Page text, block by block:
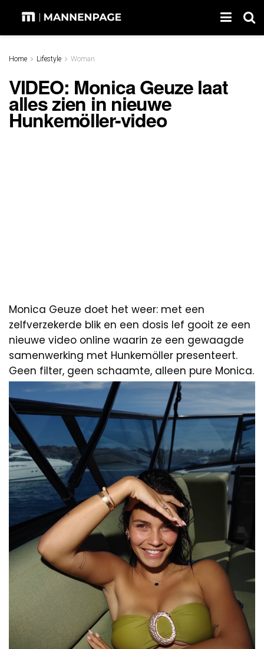
Home Lifestyle Woman
VIDEO: Monica Geuze laat
alles zien in nieuwe
Hunkemöller-video
Monica Geuze doet het weer: met een
zelfverzekerde blik en een dosis lef gooit ze een
nieuwe video online waarin ze een gewaagde
samenwerking met Hunkemöller presenteert.
Geen filter, geen schaamte, alleen pure Monica.